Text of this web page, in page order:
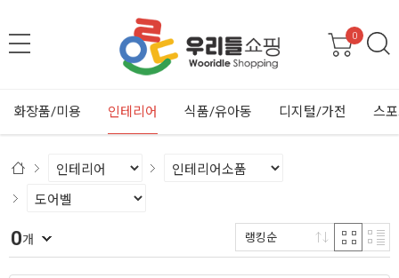
0
화장품/미용 인테리어 식품/유아동 디지털/가전 스
0개 랭킹순